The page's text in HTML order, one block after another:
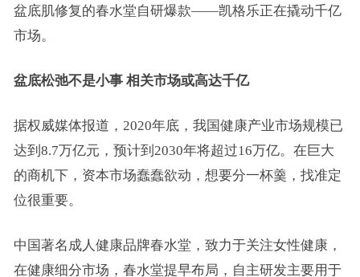
盆底肌修复的春水堂自研爆款——凯格乐正在撬动千亿
市场。
盆底松弛不是小事 相关市场或高达千亿
据权威媒体报道，2020年底，我国健康产业市场规模已
达到8.7万亿元，预计到2030年将超过16万亿。在巨大
的商机下，资本市场蠢蠢欲动，想要分一杯羹，找准定
位很重要。
中国著名成人健康品牌春水堂，致力于关注女性健康，
在健康细分市场，春水堂提早布局，自主研发主要用于